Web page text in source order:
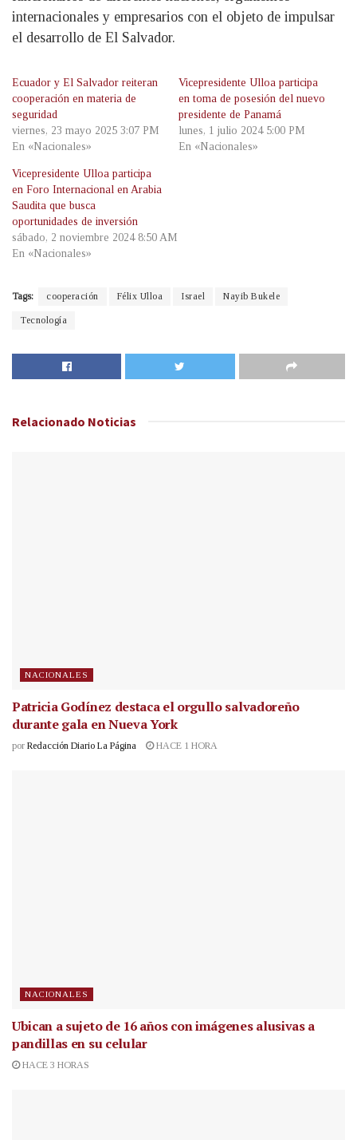
internacionales y empresarios con el objeto de impulsar
el desarrollo de El Salvador.
Ecuador y El Salvador reiteran
cooperación en materia de
seguridad
viernes, 23 mayo 2025 3:07 PM
En «Nacionales»
Vicepresidente Ulloa participa
en toma de posesión del nuevo
presidente de Panamá
lunes, 1 julio 2024 5:00 PM
En «Nacionales»
Vicepresidente Ulloa participa
en Foro Internacional en Arabia
Saudita que busca
oportunidades de inversión
sábado, 2 noviembre 2024 8:50 AM
En «Nacionales»
Tags: cooperación Félix Ulloa Israel Nayib Bukele
Tecnología
Relacionado Noticias
NACIONALES
Patricia Godínez destaca el orgullo salvadoreño
durante gala en Nueva York
por Redacción Diario La Página HACE 1 HORA
NACIONALES
Ubican a sujeto de 16 años con imágenes alusivas a
pandillas en su celular
HACE 3 HORAS